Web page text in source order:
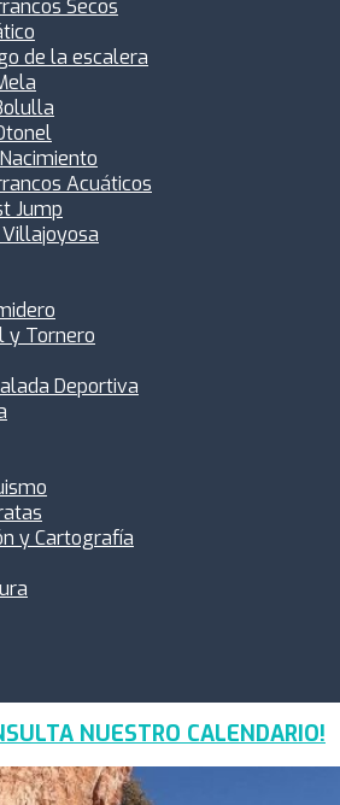
Secos
de la escalera
Acuáticos
Jump
y Tornero
Deportiva
y Cartografía
NUESTRO CALENDARIO!